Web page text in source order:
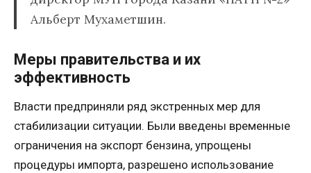
Альберт Мухаметшин.
Меры правительства и их
эффективность
Власти предприняли ряд экстренных мер для
стабилизации ситуации. Были введены временные
ограничения на экспорт бензина, упрощены
процедуры импорта, разрешено использование